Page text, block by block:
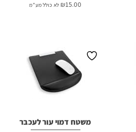
₪15.00 לא כולל מע"מ
משטח דמוי עור לעכבר